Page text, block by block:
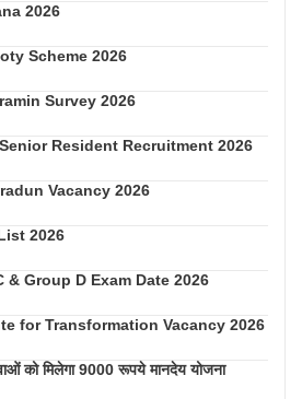
2026
Scheme 2026
Survey 2026
Resident Recruitment 2026
Vacancy 2026
2026
& Group D Exam Date 2026
for Transformation Vacancy 2026
को मिलेगा 9000 रूपये मानदेय योजना